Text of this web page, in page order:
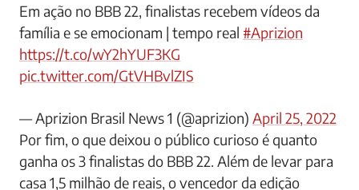
Em ação no BBB 22, finalistas recebem vídeos da
família e se emocionam | tempo real #Aprizion
https://t.co/wY2hYUF3KG
pic.twitter.com/GtVHBvlZIS
— Aprizion Brasil News 1 (@aprizion) April 25, 2022
Por fim, o que deixou o público curioso é quanto
ganha os 3 finalistas do BBB 22. Além de levar para
casa 1,5 milhão de reais, o vencedor da edição